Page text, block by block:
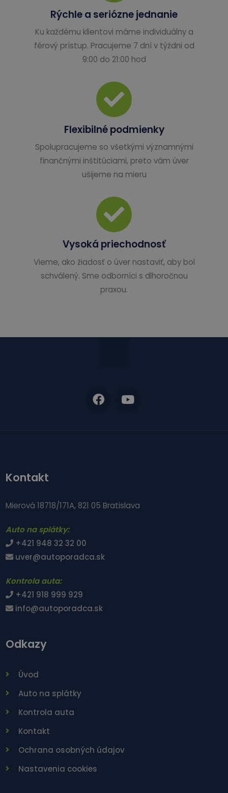
Rýchle a seriózne jednanie
Ku každému klientovi máme individuálny a
férový prístup. Pracujeme 7 dní v týždni od
9:00 do 21:00 hod
Flexibilné podmienky
Spolupracujeme so všetkými významnými
finančnými inštitúciami, preto vám úver
ušijeme na mieru
Vysoká priechodnosť
Vieme, ako žiadosť o úver nastaviť, aby bol
schválený. Sme odborníci s dlhoročnou
praxou.
Kontakt
Mierová 18718/171A, 821 05 Bratislava
Auto na splátky:
+421 948 32 32 00
uver@autoporadca.sk
Kontrola auta:
+421 918 999 929
info@autoporadca.sk
Odkazy
Úvod
Auto na splátky
Kontrola auta
Kontakt
Ochrana osobných údajov
Nastavenia cookies